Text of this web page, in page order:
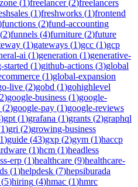
(1)freelancer(2)freelancers
(1)freshworks (1)frontend
functions (2)fund-accounting
2)funnels (4)furniture (2)future
(1)gateways (1)gcc (1)gcp
ai (1)generation (1)generative-
started (1)github-actions (3)global
(1)global-expansion
live (2)gobd (1)gohighlevel
2)google-business (1)google-
(2)google-pay (1)google-reviews
)gpt (1)grafana (1)grants (2)graphql
1)gri (2)growing-business
1)guide (43)gxp (2)gym (1)haccp
(1)hcm (1)headless
erp (1)healthcare (9)healthcare-
(1)helpdesk (7)hepsiburada
(5)hiring (4)hmac (1)hmrc